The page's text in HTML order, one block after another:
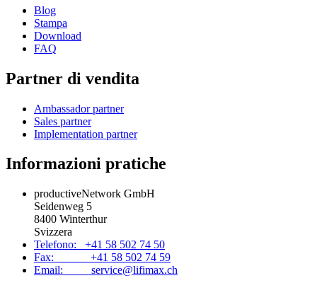
Blog
Stampa
Download
FAQ
Partner di vendita
Ambassador partner
Sales partner
Implementation partner
Informazioni pratiche
productiveNetwork GmbH
Seidenweg 5
8400 Winterthur
Svizzera
Telefono: +41 58 502 74 50
Fax: +41 58 502 74 59
Email: service@lifimax.ch